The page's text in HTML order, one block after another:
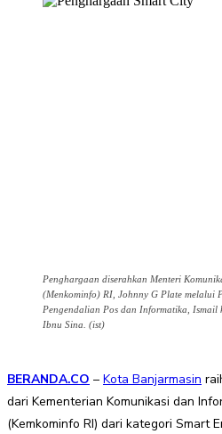
Penghargaan diserahkan Menteri
(Menkominfo) RI, Johnny G Plate melalui
Pengendalian Pos dan Informatika, Ismail
Ibnu Sina. (ist)
BERANDA.CO – Kota Banjarmasin
dari Kementerian Komunikasi dan
(Kemkominfo RI) dari kategori Smart